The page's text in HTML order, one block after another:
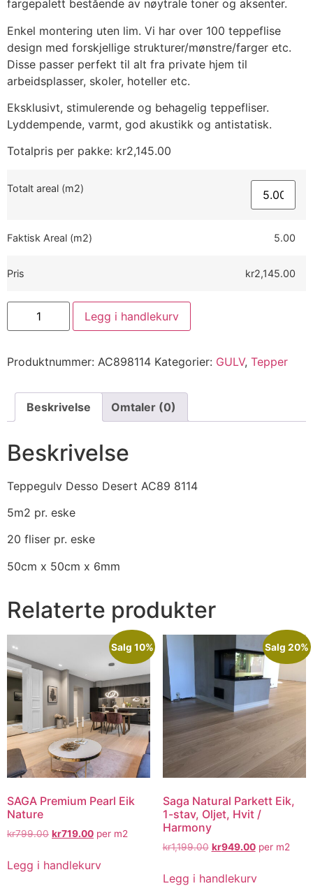
fargepalett bestående av nøytrale toner og aksenter.
Enkel montering uten lim. Vi har over 100 teppeflise
design med forskjellige strukturer/mønstre/farger etc.
Disse passer perfekt til alt fra private hjem til
arbeidsplasser, skoler, hoteller etc.
Eksklusivt, stimulerende og behagelig teppefliser.
Lyddempende, varmt, god akustikk og antistatisk.
Totalpris per pakke: kr2,145.00
Totalt areal (m2)
Faktisk Areal (m2) 5.00
Pris kr2,145.00
Legg i handlekurv
Produktnummer: AC898114 Kategorier: GULV, Tepper
Beskrivelse Omtaler (0)
Beskrivelse
Teppegulv Desso Desert AC89 8114
5m2 pr. eske
20 fliser pr. eske
50cm x 50cm x 6mm
Relaterte produkter
Salg 10%
SAGA Premium Pearl Eik
Nature
kr799.00 kr719.00 per m2
Legg i handlekurv
Salg 20%
Saga Natural Parkett Eik,
1-stav, Oljet, Hvit /
Harmony
kr1,199.00 kr949.00per m2
Legg i handlekurv